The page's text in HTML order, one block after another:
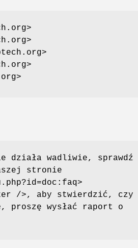
działa wadliwie, sprawdź
stronie
/>, aby stwierdzić, czy
wysłać raport o